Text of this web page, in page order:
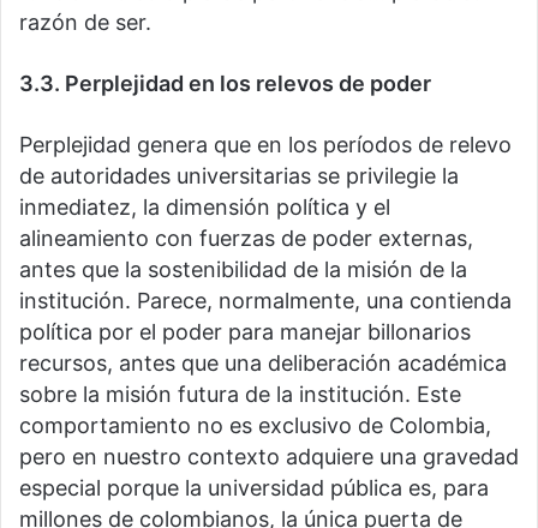
razón de ser.
3.3. Perplejidad en los relevos de poder
Perplejidad genera que en los períodos de relevo
de autoridades universitarias se privilegie la
inmediatez, la dimensión política y el
alineamiento con fuerzas de poder externas,
antes que la sostenibilidad de la misión de la
institución. Parece, normalmente, una contienda
política por el poder para manejar billonarios
recursos, antes que una deliberación académica
sobre la misión futura de la institución. Este
comportamiento no es exclusivo de Colombia,
pero en nuestro contexto adquiere una gravedad
especial porque la universidad pública es, para
millones de colombianos, la única puerta de